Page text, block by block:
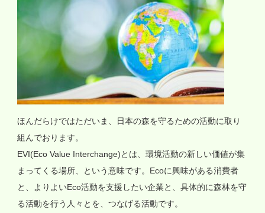
ほんだらけではただいま、日本の森を守るための活動に取り
組んでおります。
EVI(Eco Value Interchange)とは、環境活動の新しい価値が集
まってくる場所、という意味です。Ecoに興味がある消費者
と、よりよいEco活動を支援したい企業と、具体的に森林を守
る活動を行う人々とを、つなげる活動です。